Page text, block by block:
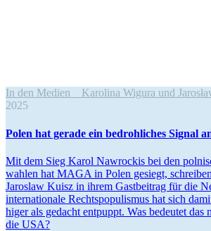
In den Medien Karolina Wigura und
2025
Polen hat gerade ein bedroh­liches Signal
Mit dem Sieg Karol Nawrockis bei den
wahlen hat MAGA in Polen gesiegt,
Jaroslaw Kuisz in ihrem Gastbeitrag für die
inter­na­tionale Rechts­po­pu­lismus hat sich
higer als gedacht entpuppt. Was bedeutet das
die USA?